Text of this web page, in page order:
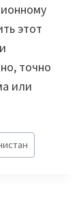
этот
точно
или